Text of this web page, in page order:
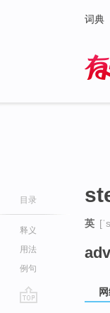
词典
目录
释义
用法
例句
英